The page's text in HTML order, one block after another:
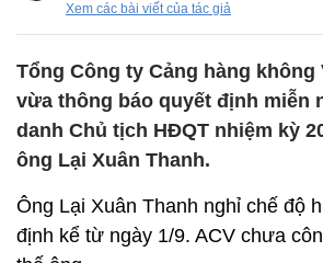
Xem các bài viết của tác giả
Tổng Công ty Cảng hàng không
vừa thông báo quyết định miễn
danh Chủ tịch HĐQT nhiệm kỳ
ông Lại Xuân Thanh.
Ông Lại Xuân Thanh nghỉ chế độ
định kể từ ngày 1/9. ACV chưa